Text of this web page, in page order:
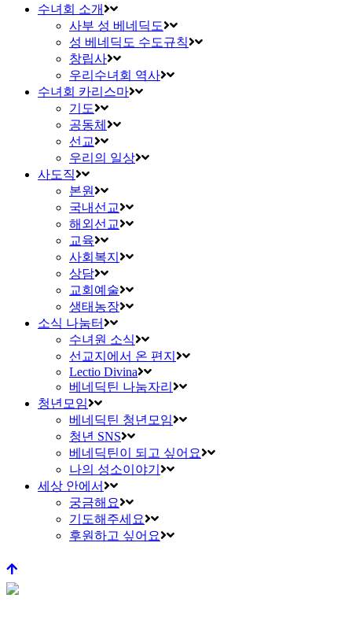
수녀회 소개
사부 성 베네딕도
성 베네딕도 수도규칙
창립사
우리수녀회 역사
수녀회 카리스마
기도
공동체
선교
우리의 일상
사도직
본원
국내선교
해외선교
교육
사회복지
상담
교회예술
생태농장
소식 나눔터
수녀원 소식
선교지에서 온 편지
Lectio Divina
베네딕틴 나눔자리
청년모임
베네딕틴 청년모임
청년 SNS
베네딕틴이 되고 싶어요
나의 성소이야기
세상 안에서
궁금해요
기도해주세요
후원하고 싶어요